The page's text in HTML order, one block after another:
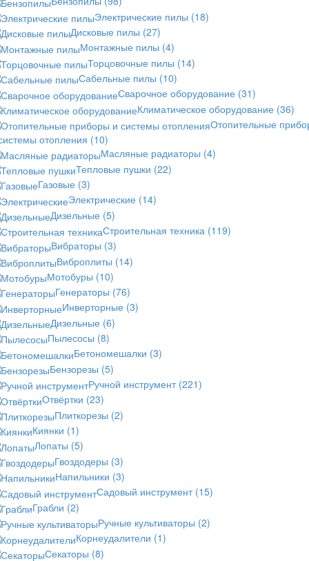
Электрические пилы (18)
Дисковые пилы (27)
Монтажные пилы (4)
Торцовочные пилы (14)
Сабельные пилы (10)
Сварочное оборудование (31)
Климатическое оборудование (36)
Отопительные
отопления (10)
Масляные радиаторы (4)
Тепловые пушки (22)
Газовые (3)
Электрические (14)
Дизельные (5)
Строительная техника (119)
Вибраторы (3)
Виброплиты (14)
Мотобуры (10)
Генераторы (76)
Инверторные (3)
Дизельные (6)
Пылесосы (8)
Бетономешалки (3)
Бензорезы (5)
Ручной инструмент (221)
Отвёртки (23)
Плиткорезы (2)
Киянки (1)
Лопаты (5)
Гвоздодеры (3)
Напильники (3)
Садовый инструмент (15)
Грабли (2)
Ручные культиваторы (2)
Корнеудалители (1)
Секаторы (8)